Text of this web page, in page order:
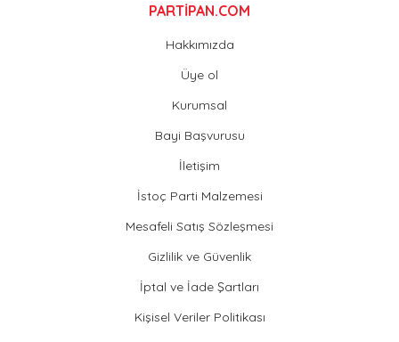
PARTİPAN.COM
Hakkımızda
Üye ol
Kurumsal
Bayi Başvurusu
İletişim
İstoç Parti Malzemesi
Mesafeli Satış Sözleşmesi
Gizlilik ve Güvenlik
İptal ve İade Şartları
Kişisel Veriler Politikası